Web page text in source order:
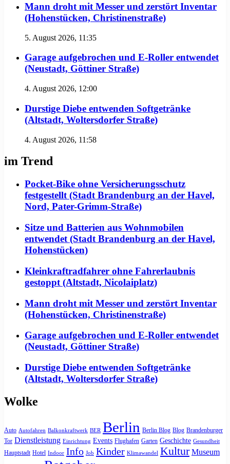
Mann droht mit Messer und zerstört Inventar
(Hohenstücken, Christinenstraße)
5. August 2026, 11:35
Garage aufgebrochen und E-Roller entwendet
(Neustadt, Göttiner Straße)
4. August 2026, 12:00
Durstige Diebe entwenden Softgetränke
(Altstadt, Woltersdorfer Straße)
4. August 2026, 11:58
im Trend
Pocket-Bike ohne Versicherungsschutz
festgestellt (Stadt Brandenburg an der Havel,
Nord, Pater-Grimm-Straße)
Sitze und Batterien aus Wohnmobilen
entwendet (Stadt Brandenburg an der Havel,
Hohenstücken)
Kleinkraftradfahrer ohne Fahrerlaubnis
gestoppt (Altstadt, Nicolaiplatz)
Mann droht mit Messer und zerstört Inventar
(Hohenstücken, Christinenstraße)
Garage aufgebrochen und E-Roller entwendet
(Neustadt, Göttiner Straße)
Durstige Diebe entwenden Softgetränke
(Altstadt, Woltersdorfer Straße)
Wolke
Auto Autofahren Balkonkraftwerk BER Berlin Berlin Blog Blog Brandenburger
Tor Dienstleistung Einrichtung Events Flughafen Garten Geschichte Gesundheit
Hauptstadt Hotel Indoor Info Job Kinder Klimawandel Kultur Museum